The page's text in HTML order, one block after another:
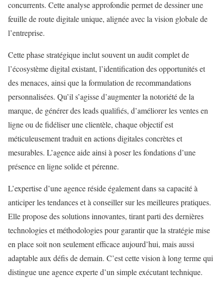
concurrents. Cette analyse approfondie permet de dessiner une
feuille de route digitale unique, alignée avec la vision globale de
l’entreprise.
Cette phase stratégique inclut souvent un audit complet de
l’écosystème digital existant, l’identification des opportunités et
des menaces, ainsi que la formulation de recommandations
personnalisées. Qu’il s’agisse d’augmenter la notoriété de la
marque, de générer des leads qualifiés, d’améliorer les ventes en
ligne ou de fidéliser une clientèle, chaque objectif est
méticuleusement traduit en actions digitales concrètes et
mesurables. L’agence aide ainsi à poser les fondations d’une
présence en ligne solide et pérenne.
L’expertise d’une agence réside également dans sa capacité à
anticiper les tendances et à conseiller sur les meilleures pratiques.
Elle propose des solutions innovantes, tirant parti des dernières
technologies et méthodologies pour garantir que la stratégie mise
en place soit non seulement efficace aujourd’hui, mais aussi
adaptable aux défis de demain. C’est cette vision à long terme qui
distingue une agence experte d’un simple exécutant technique.